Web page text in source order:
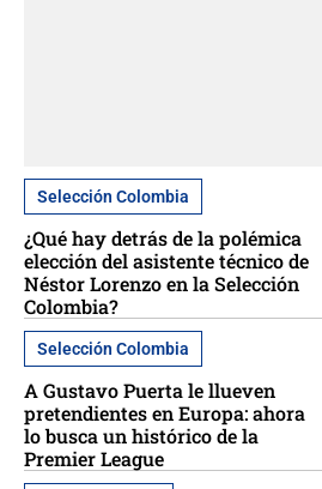
Selección Colombia
¿Qué hay detrás de la polémica
elección del asistente técnico de
Néstor Lorenzo en la Selección
Colombia?
Selección Colombia
A Gustavo Puerta le llueven
pretendientes en Europa: ahora
lo busca un histórico de la
Premier League